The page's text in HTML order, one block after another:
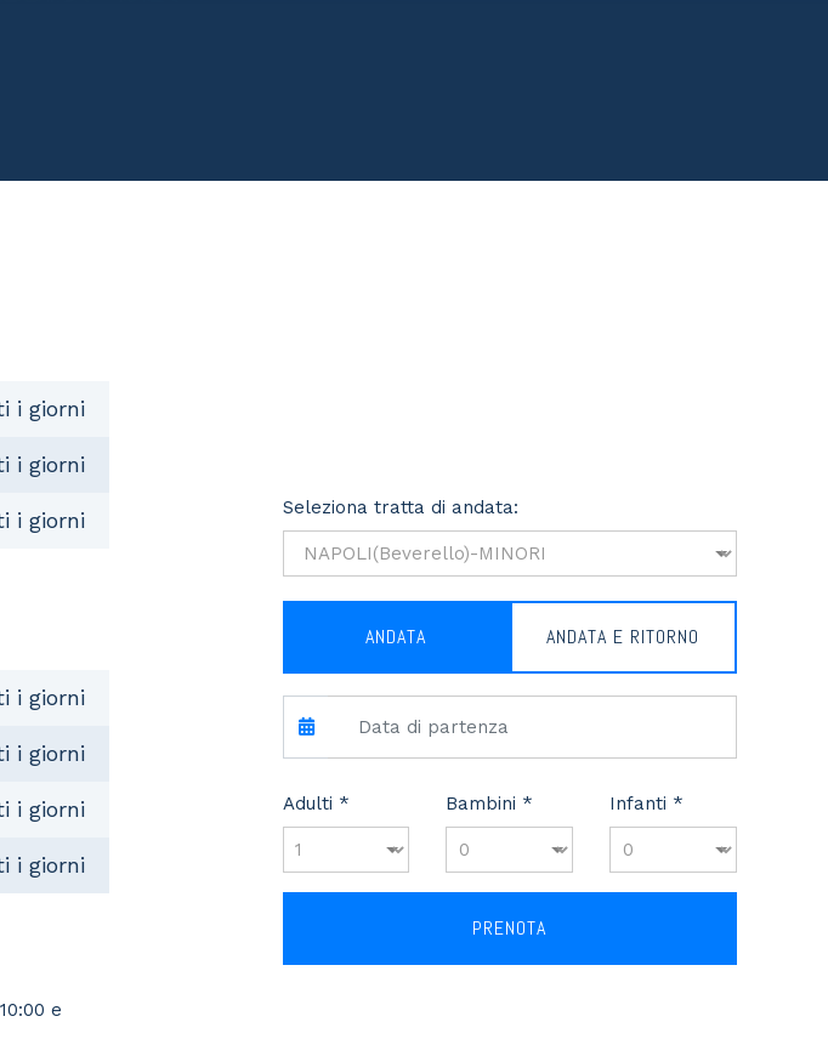
Seleziona tratta di andata:
ANDATA ANDATA E RITORNO
Adulti * Bambini * Infanti *
PRENOTA
i giorni
i giorni
i giorni
i giorni
i giorni
i giorni
i giorni
e